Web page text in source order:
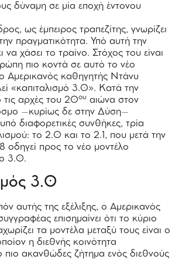
δύναμη σε μία εποχή έντονου
ως έμπειρος τραπεζίτης, γνωρίζει
πραγματικότητα. Υπό αυτή την
να χάσει το τραίνο. Στόχος του είναι
πιο κοντά σε αυτό το νέο
Αμερικανός καθηγητής Ντάνυ
«καπιταλισμό 3.0». Κατά την
αρχές του 20ου αιώνα στον
–κυρίως δε στην Δύση–
διαφορετικές συνθήκες, τρία
το 2.0 και το 2.1, που μετά την
προς το νέο μοντέλο
3.0.
3.0
αυτής της εξέλιξης, ο Αμερικανός
επισημαίνει ότι το κύριο
τα μοντέλα μεταξύ τους είναι ο
η διεθνής κοινότητα
πιο ακανθώδες ζήτημα ενός διεθνούς